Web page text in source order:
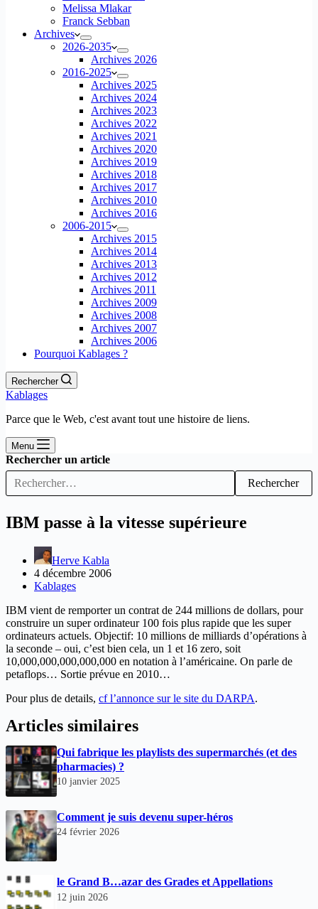
Melissa Mlakar
Franck Sebban
Archives
2026-2035
Archives 2026
2016-2025
Archives 2025
Archives 2024
Archives 2023
Archives 2022
Archives 2021
Archives 2020
Archives 2019
Archives 2018
Archives 2017
Archives 2010
Archives 2016
2006-2015
Archives 2015
Archives 2014
Archives 2013
Archives 2012
Archives 2011
Archives 2009
Archives 2008
Archives 2007
Archives 2006
Pourquoi Kablages ?
Rechercher
Kablages
Parce que le Web, c'est avant tout une histoire de liens.
Menu
Rechercher un article
Rechercher
IBM passe à la vitesse supérieure
Herve Kabla
4 décembre 2006
Kablages
IBM vient de remporter un contrat de 244 millions de dollars, pour
construire un super ordinateur 100 fois plus rapide que les super
ordinateurs actuels. Objectif: 10 millions de milliards d’opérations à
la seconde – oui, c’est bien cela, un 1 et 16 zero, soit
10,000,000,000,000,000 en notation à l’américaine. On parle de
petaflops… Sortie prévue en 2010…
Pour plus de details, cf l’annonce sur le site du DARPA.
Articles similaires
Qui fabrique les playlists des supermarchés (et des
pharmacies) ?
10 janvier 2025
Comment je suis devenu super-héros
24 février 2026
le Grand B…azar des Grades et Appellations
12 juin 2026